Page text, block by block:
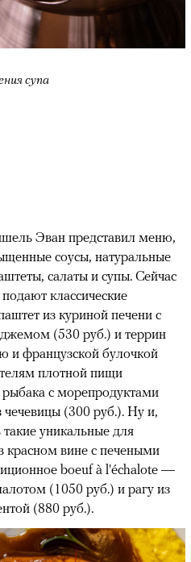
супа
Эван представил меню,
соусы, натуральные
салаты и супы. Сейчас
классические
из куриной печени с
(530 руб.) и террин
и французской булочкой
плотной пищи
рыбака с морепродуктами
(300 руб.). Ну и,
уникальные для
красном вине с печеными
boeuf à l'échalote —
(1050 руб.) и рагу из
(880 руб.).